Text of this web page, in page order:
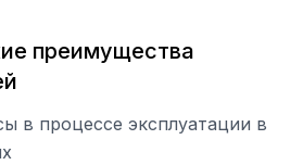
преимущества
в процессе эксплуатации в